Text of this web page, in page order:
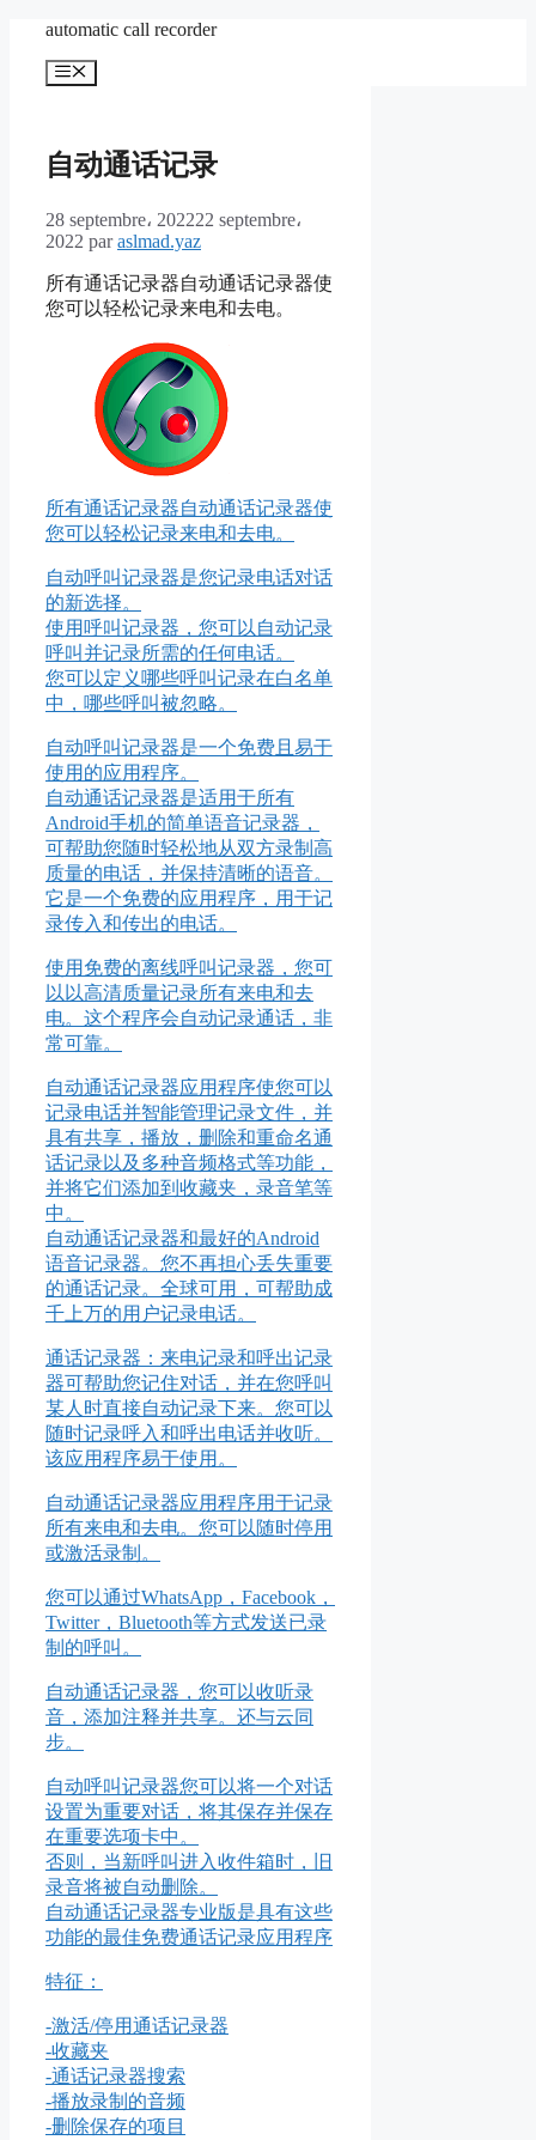
Aller
contenu
automatic call recorder
Menu
自动通话记录
28 septembre، 202222 septembre،
2022 paraslmad.yaz
所有通话记录器自动通话记录器使
您可以轻松记录来电和去电。
所有通话记录器自动通话记录器使
您可以轻松记录来电和去电。
自动呼叫记录器是您记录电话对话
的新选择。
使用呼叫记录器，您可以自动记录
呼叫并记录所需的任何电话。
您可以定义哪些呼叫记录在白名单
中，哪些呼叫被忽略。
自动呼叫记录器是一个免费且易于
使用的应用程序。
自动通话记录器是适用于所有
Android手机的简单语音记录器，
可帮助您随时轻松地从双方录制高
质量的电话，并保持清晰的语音。
它是一个免费的应用程序，用于记
录传入和传出的电话。
使用免费的离线呼叫记录器，您可
以以高清质量记录所有来电和去
电。这个程序会自动记录通话，非
常可靠。
自动通话记录器应用程序使您可以
记录电话并智能管理记录文件，并
具有共享，播放，删除和重命名通
话记录以及多种音频格式等功能，
并将它们添加到收藏夹，录音笔等
中。
自动通话记录器和最好的Android
语音记录器。您不再担心丢失重要
的通话记录。全球可用，可帮助成
千上万的用户记录电话。
通话记录器：来电记录和呼出记录
器可帮助您记住对话，并在您呼叫
某人时直接自动记录下来。您可以
随时记录呼入和呼出电话并收听。
该应用程序易于使用。
自动通话记录器应用程序用于记录
所有来电和去电。您可以随时停用
或激活录制。
您可以通过WhatsApp，Facebook，
Twitter，Bluetooth等方式发送已录
制的呼叫。
自动通话记录器，您可以收听录
音，添加注释并共享。还与云同
步。
自动呼叫记录器您可以将一个对话
设置为重要对话，将其保存并保存
在重要选项卡中。
否则，当新呼叫进入收件箱时，旧
录音将被自动删除。
自动通话记录器专业版是具有这些
功能的最佳免费通话记录应用程序
特征：
-激活/停用通话记录器
-收藏夹
-通话记录器搜索
-播放录制的音频
-删除保存的项目